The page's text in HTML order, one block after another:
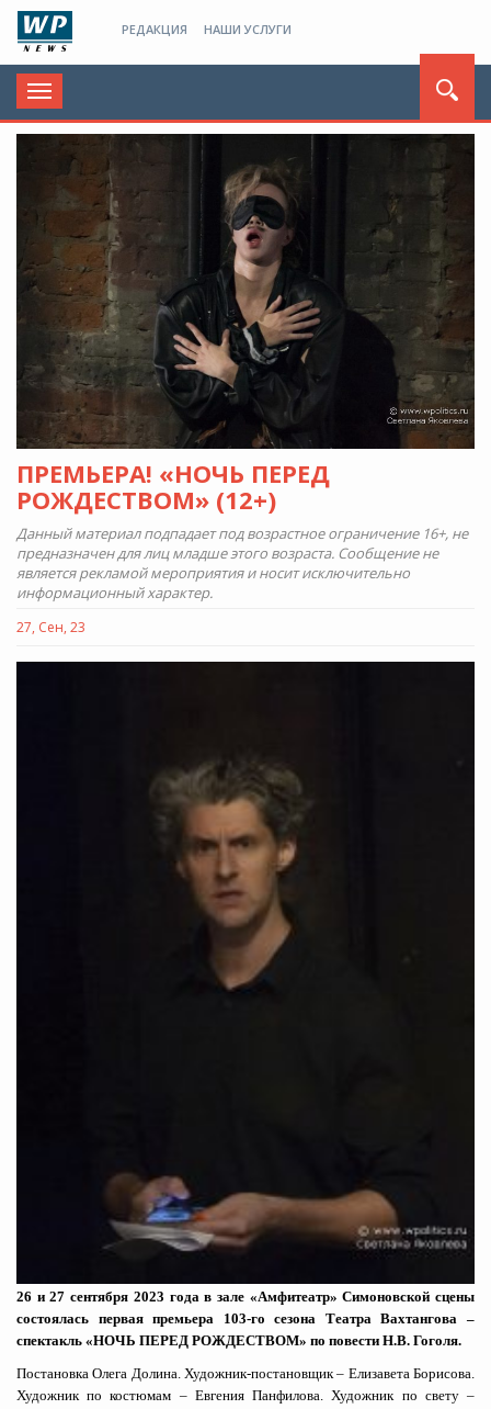
РЕДАКЦИЯ НАШИ УСЛУГИ
Toggle
navigation
ПРЕМЬЕРА! «НОЧЬ ПЕРЕД
РОЖДЕСТВОМ» (12+)
Данный материал подпадает под возрастное ограничение 16+, не
предназначен для лиц младше этого возраста. Сообщение не
является рекламой мероприятия и носит исключительно
информационный характер.
27, Сен, 23
26 и 27 сентября 2023 года в зале «Амфитеатр» Симоновской сцены
состоялась первая премьера 103-го сезона Театра Вахтангова –
спектакль «НОЧЬ ПЕРЕД РОЖДЕСТВОМ» по повести Н.В. Гоголя.
Постановка Олега Долина. Художник-постановщик – Елизавета Борисова.
Художник по костюмам – Евгения Панфилова. Художник по свету –